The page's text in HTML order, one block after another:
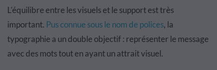
L'équilibre entre les visuels et le support est très
important. Pus connue sous le nom de polices, la
typographie a un double objectif : représenter le message
avec des mots tout en ayant un attrait visuel.